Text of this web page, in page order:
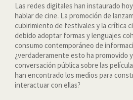
Las redes digitales han instaurado
hablar de cine. La promoción de
cubirimiento de festivales y la crítica
debido adoptar formas y lenguajes
consumo contemporáneo de
¿verdaderamente esto ha promovido
conversación pública sobre las
han encontrado los medios para
interactuar con ellas?